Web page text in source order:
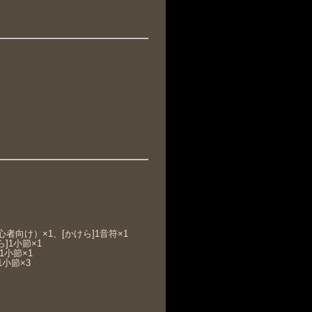
者向け）×1、[かけら]1音符×1
]1小節×1
小節×1
小節×3